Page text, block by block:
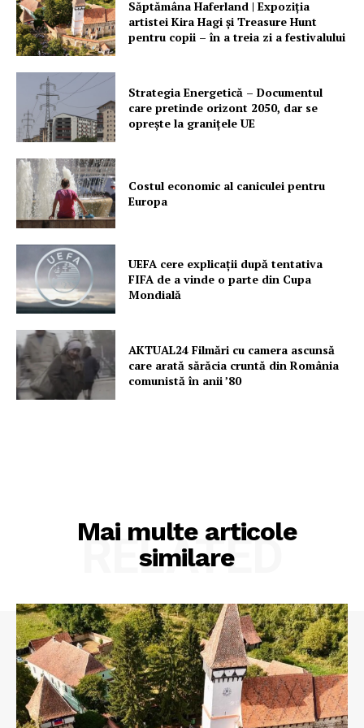
Săptămâna Haferland | Expoziţia
artistei Kira Hagi şi Treasure Hunt
pentru copii – în a treia zi a festivalului
Strategia Energetică – Documentul
care pretinde orizont 2050, dar se
oprește la granițele UE
Costul economic al caniculei pentru
Europa
UEFA cere explicații după tentativa
FIFA de a vinde o parte din Cupa
Mondială
AKTUAL24 Filmări cu camera ascunsă
care arată sărăcia cruntă din România
comunistă în anii ’80
Mai multe articole
similare
RELATED